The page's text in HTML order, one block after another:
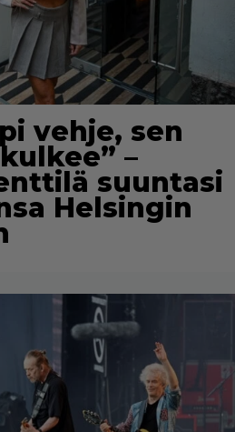
vehje, sen
–
suuntasi
Helsingin